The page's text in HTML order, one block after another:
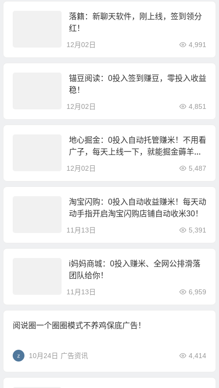
落籍：新聊天软件，刚上线，签到领分
红！
12月02日 4,991
锚豆阅读：0投入签到赚豆，零投入收益
稳！
12月02日 4,851
地心掘金：0投入自动托管赚米！不用看
广子，每天上线一下，就能掘金薅羊
毛！
12月02日 5,487
淘宝闪购：0投入自动收益赚米！每天动
动手指开启淘宝闪购店铺自动收米30！
11月13日 5,391
i妈妈商城：0投入赚米、全网公排滑落
团队给你！
11月13日 6,959
阅说圈一个圈圈模式不养鸡保底广告！
10月24日 广告资讯 4,414